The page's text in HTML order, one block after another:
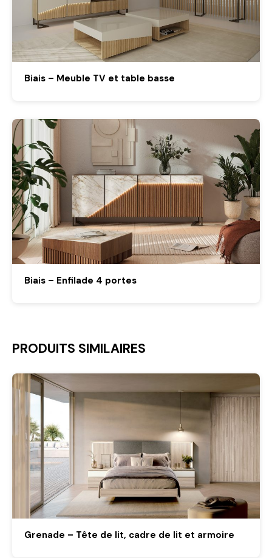
Biais – Meuble TV et table basse
Biais – Enfilade 4 portes
PRODUITS SIMILAIRES
Grenade – Tête de lit, cadre de lit et armoire